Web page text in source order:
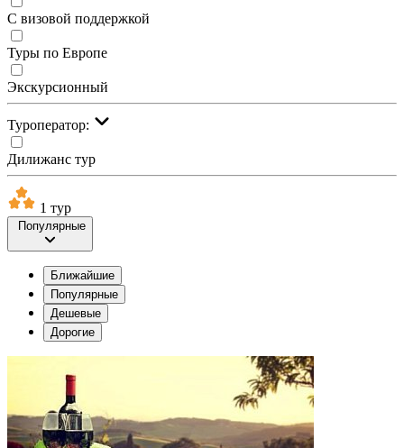
С визовой поддержкой
Туры по Европе
Экскурсионный
Туроператор:
Дилижанс тур
1 тур
Популярные
Ближайшие
Популярные
Дешевые
Дорогие